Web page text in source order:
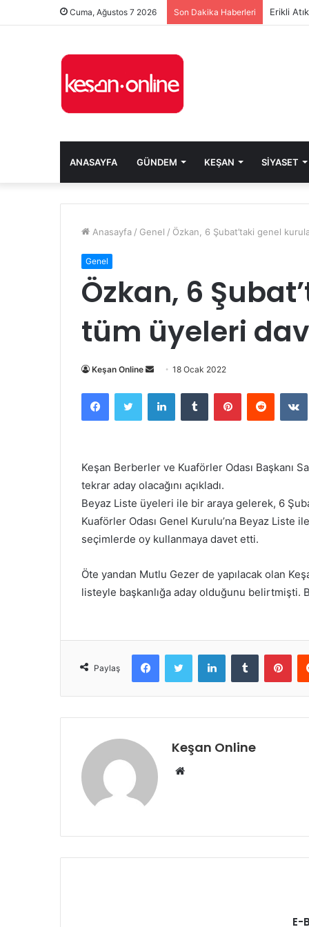
Cuma, Ağustos 7 2026 Son Dakika Haberleri Erikli
ANASAYFA GÜNDEM KEŞAN SIYASET
Anasayfa / Genel / Özkan, 6 Şubat’taki genel
Genel
Özkan, 6
tüm üyeleri
Keşan Online
Bir
posta
göndermek
18 Ocak 2022
FacebookTwitter LinkedInTumblr PinterestReddit
Keşan Berberler ve Kuaförler Odası Başkanı
tekrar aday olacağını açıkladı.
Beyaz Liste üyeleri ile bir araya gelerek, 6
Kuaförler Odası Genel Kurulu’na Beyaz Liste
seçimlerde oy kullanmaya davet etti.
Öte yandan Mutlu Gezer de yapılacak olan
listeyle başkanlığa aday olduğunu
Paylaş
FacebookTwitter LinkedInTumblr
Keşan Online
Web
E-